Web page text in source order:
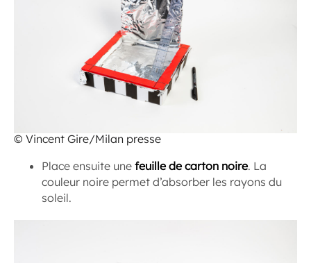
© Vincent Gire/Milan presse
Place ensuite une feuille de carton noire. La
couleur noire permet d’absorber les rayons du
soleil.